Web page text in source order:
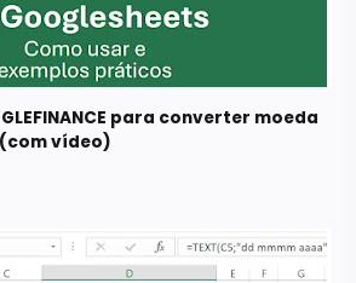
para converter moeda
vídeo)